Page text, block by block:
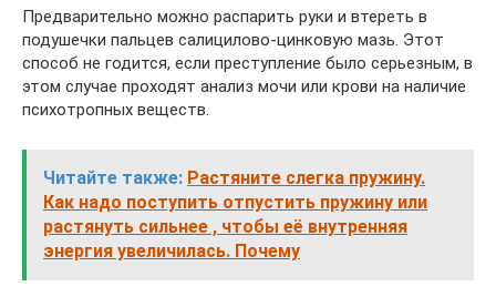
Предварительно можно распарить руки и втереть в
подушечки пальцев салицилово-цинковую мазь. Этот
способ не годится, если преступление было серьезным, в
этом случае проходят анализ мочи или крови на наличие
психотропных веществ.
Читайте также: Растяните слегка пружину.
Как надо поступить отпустить пружину или
растянуть сильнее , чтобы её внутренняя
энергия увеличилась. Почему